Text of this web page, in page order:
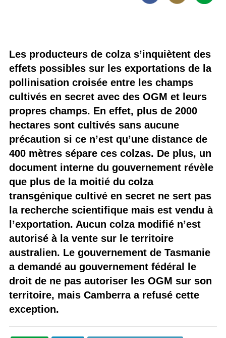
Les producteurs de colza s’inquiètent des
effets possibles sur les exportations de la
pollinisation croisée entre les champs
cultivés en secret avec des OGM et leurs
propres champs. En effet, plus de 2000
hectares sont cultivés sans aucune
précaution si ce n’est qu’une distance de
400 mètres sépare ces colzas. De plus, un
document interne du gouvernement révèle
que plus de la moitié du colza
transgénique cultivé en secret ne sert pas
la recherche scientifique mais est vendu à
l’exportation. Aucun colza modifié n’est
autorisé à la vente sur le territoire
australien. Le gouvernement de Tasmanie
a demandé au gouvernement fédéral le
droit de ne pas autoriser les OGM sur son
territoire, mais Camberra a refusé cette
exception.